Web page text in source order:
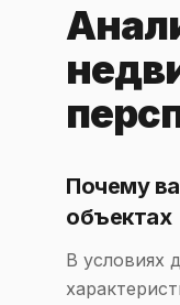
Почему
объектах
В условиях